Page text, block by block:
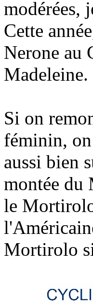
modérées,
Cette
Nerone au
Madeleine.
Si on
féminin,
aussi bien
montée du
le
Mortirolo